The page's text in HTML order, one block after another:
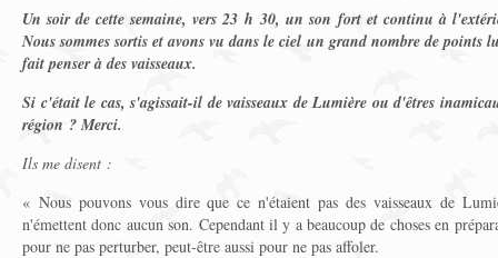
Un soir de cette semaine, vers 23 h 30, un son fort et continu à
Nous sommes sortis et avons vu dans le ciel un grand nombre de
fait penser à des vaisseaux.
Si c'était le cas, s'agissait-il de vaisseaux de Lumière ou d'êtres
région ? Merci.
Ils me disent :
« Nous pouvons vous dire que ce n'étaient pas des vaisseaux de
n'émettent donc aucun son. Cependant il y a beaucoup de choses en
pour ne pas perturber, peut-être aussi pour ne pas affoler.